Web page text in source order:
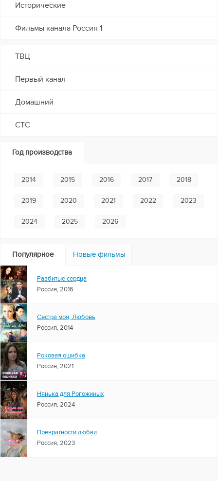
Исторические
Фильмы канала Россия 1
ТВЦ
Первый канал
Домашний
СТС
Год производства
2014 2015 2016 2017 2018
2019 2020 2021 2022 2023
2024 2025 2026
Популярное Новые фильмы
Разбитые сердца
Россия, 2016
Сестра моя, Любовь
Россия, 2014
Роковая ошибка
Россия, 2021
Нянька для Рогожиных
Россия, 2024
Превратности любви
Россия, 2023